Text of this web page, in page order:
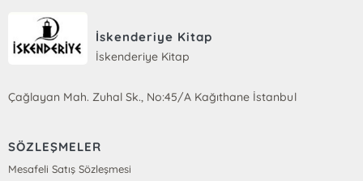
İskenderiye Kitap
İskenderiye Kitap
Çağlayan Mah. Zuhal Sk., No:45/A Kağıthane İstanbul
SÖZLEŞMELER
Mesafeli Satış Sözleşmesi